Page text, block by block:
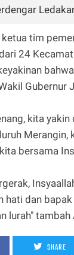
tim
24
kita
Merangin,
bersama
hati dan
lurah" tambah
SHARE